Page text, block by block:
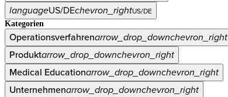
languageUS/DEchevron_rightUS/DE
Kategorien
Operationsverfahrenarrow_drop_downchevron_right
Produktarrow_drop_downchevron_right
Medical Educationarrow_drop_downchevron_right
Unternehmenarrow_drop_downchevron_right